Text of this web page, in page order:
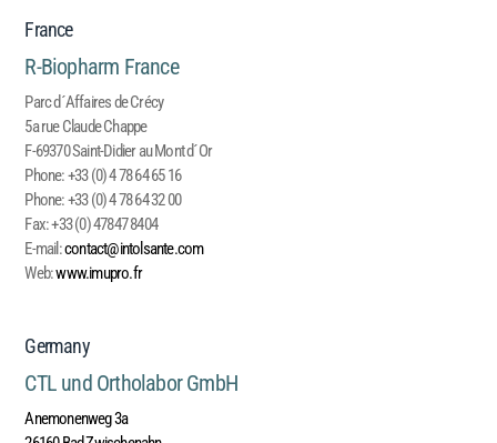
France
R-Biopharm France
Parc d´Affaires de Crécy
5a rue Claude Chappe
F-69370 Saint-Didier au Mont d´Or
Phone:+33 (0) 4 78 64 65 16
Phone:+33 (0) 4 78 64 32 00
Fax:+33 (0) 47847 8404
E-mail:contact@intolsante.com
Web:www.imupro.fr
Germany
CTL und Ortholabor GmbH
Anemonenweg 3a